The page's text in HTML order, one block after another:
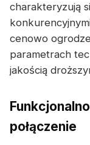
charakteryzują
cenowo
parametrach
jakością
połączenie